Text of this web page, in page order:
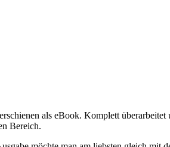
als eBook. Komplett
Bereich.